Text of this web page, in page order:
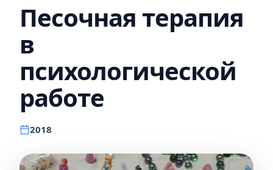
Песочная терапия
в
психологической
работе
2018